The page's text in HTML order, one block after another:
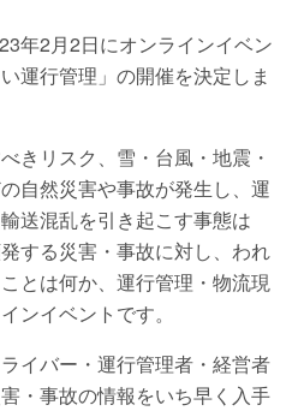
年2月2日にオンラインイベン
運行管理」の開催を決定しま
きリスク、雪・台風・地震・
自然災害や事故が発生し、運
送混乱を引き起こす事態は
する災害・事故に対し、われ
とは何か、運行管理・物流現
ンイベントです。
イバー・運行管理者・経営者
・事故の情報をいち早く入手